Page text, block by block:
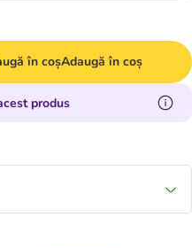
în coșAdaugă în coș
produs